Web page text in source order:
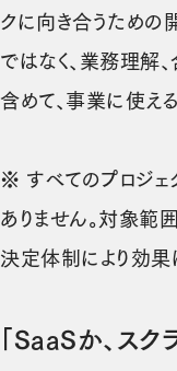
クに向き合うための
ではなく、業務理解
含めて、事業に使え
※ すべてのプロジェ
ありません。対象範
決定体制により効果
「SaaSか、ス